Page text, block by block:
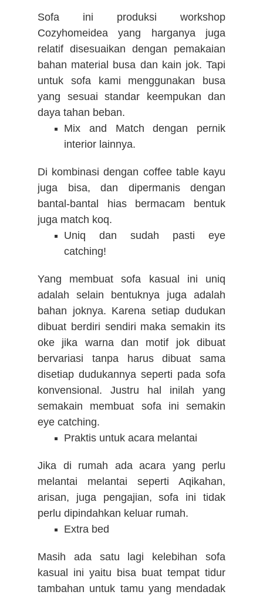
Sofa ini produksi workshop
Cozyhomeidea yang harganya juga
relatif disesuaikan dengan pemakaian
bahan material busa dan kain jok. Tapi
untuk sofa kami menggunakan busa
yang sesuai standar keempukan dan
daya tahan beban.
Mix and Match dengan pernik
interior lainnya.
Di kombinasi dengan coffee table kayu
juga bisa, dan dipermanis dengan
bantal-bantal hias bermacam bentuk
juga match koq.
Uniq dan sudah pasti eye
catching!
Yang membuat sofa kasual ini uniq
adalah selain bentuknya juga adalah
bahan joknya. Karena setiap dudukan
dibuat berdiri sendiri maka semakin its
oke jika warna dan motif jok dibuat
bervariasi tanpa harus dibuat sama
disetiap dudukannya seperti pada sofa
konvensional. Justru hal inilah yang
semakain membuat sofa ini semakin
eye catching.
Praktis untuk acara melantai
Jika di rumah ada acara yang perlu
melantai melantai seperti Aqikahan,
arisan, juga pengajian, sofa ini tidak
perlu dipindahkan keluar rumah.
Extra bed
Masih ada satu lagi kelebihan sofa
kasual ini yaitu bisa buat tempat tidur
tambahan untuk tamu yang mendadak